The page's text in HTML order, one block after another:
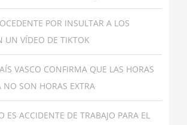
POR INSULTAR A LOS
UN VÍDEO DE TIKTOK
VASCO CONFIRMA QUE LAS HORAS
NO SON HORAS EXTRA
ES ACCIDENTE DE TRABAJO PARA EL